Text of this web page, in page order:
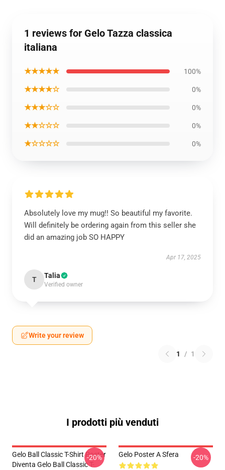
1 reviews for Gelo Tazza classica
italiana
★★★★★ 100%
★★★★☆ 0%
★★★☆☆ 0%
★★☆☆☆ 0%
★☆☆☆☆ 0%
Absolutely love my mug!! So beautiful my favorite.
Will definitely be ordering again from this seller she
did an amazing job SO HAPPY
Apr 17, 2025
T Talia
Verified owner
Write your review
1 / 1
I prodotti più venduti
Gelo Ball Classic T-Shirt Poster
Diventa Gelo Ball Classic T-
-20% Gelo Poster A Sfera -20%